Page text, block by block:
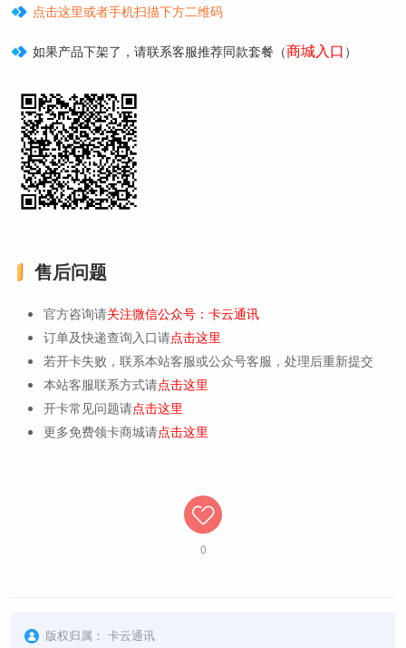
点击这里或者手机扫描下方二维码
如果产品下架了，请联系客服推荐同款套餐（商城入口 ）
售后问题
官方咨询请关注微信公众号：卡云通讯
订单及快递查询入口请点击这里
若开卡失败，联系本站客服或公众号客服，处理后重新提交
本站客服联系方式请点击这里
开卡常见问题请点击这里
更多免费领卡商城请点击这里
0
版权归属： 卡云通讯